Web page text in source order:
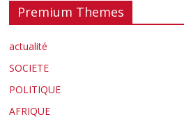
Premium Themes
actualité
SOCIETE
POLITIQUE
AFRIQUE